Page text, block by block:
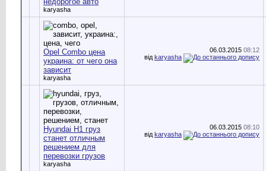
karyasha
Opel Combo цена
украина: от чего она
зависит
karyasha
06.03.2015 08:12
від karyasha
Hyundai H1 груз
станет отличным
решением для
перевозки грузов
karyasha
06.03.2015 08:10
від karyasha